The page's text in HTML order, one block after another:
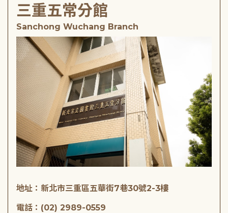
三重五常分館
Sanchong Wuchang Branch
地址：新北市三重區五華街7巷30號2-3樓
電話：(02) 2989-0559